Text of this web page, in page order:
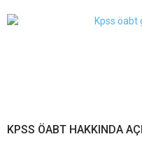
KPSS ÖABT HAKKINDA